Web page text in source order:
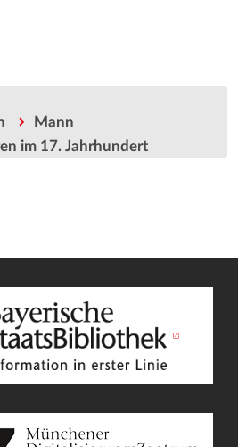
Mann
im 17. Jahrhundert